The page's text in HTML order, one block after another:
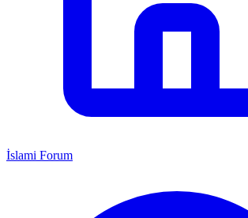
İslami Forum